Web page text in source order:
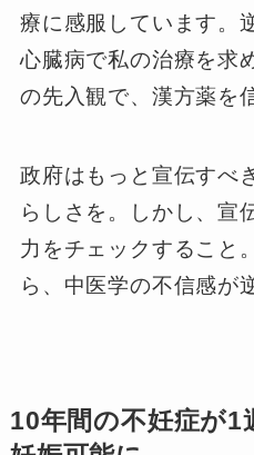
療に感服しています。
心臓病で私の治療を求
の先入観で、漢方薬を
政府はもっと宣伝すべ
らしさを。しかし、宣
力をチェックすること
ら、中医学の不信感が
10年間の不妊症が1